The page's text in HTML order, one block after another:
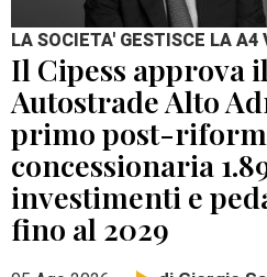
LA SOCIETA' GESTISCE LA
Il Cipess approva
Autostrade Alto
primo post-
concessionaria
investimenti e
fino al 2029